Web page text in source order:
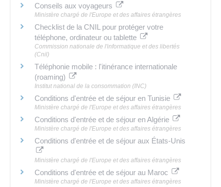
Conseils aux voyageurs
Ministère chargé de l'Europe et des affaires étrangères
Checklist de la CNIL pour protéger votre
téléphone, ordinateur ou tablette
Commission nationale de l'informatique et des libertés
(Cnil)
Téléphonie mobile : l'itinérance internationale
(roaming)
Institut national de la consommation (INC)
Conditions d'entrée et de séjour en Tunisie
Ministère chargé de l'Europe et des affaires étrangères
Conditions d'entrée et de séjour en Algérie
Ministère chargé de l'Europe et des affaires étrangères
Conditions d'entrée et de séjour aux États-Unis
Ministère chargé de l'Europe et des affaires étrangères
Conditions d'entrée et de séjour au Maroc
Ministère chargé de l'Europe et des affaires étrangères